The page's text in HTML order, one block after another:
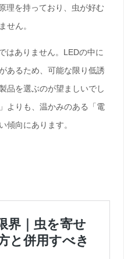
理を持っており、虫が好む
せん。
はありません。LEDの中に
あるため、可能な限り低誘
品を選ぶのが望ましいでし
よりも、温かみのある「電
傾向にあります。